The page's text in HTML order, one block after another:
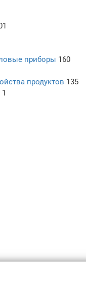
приборы 160
продуктов 135
1